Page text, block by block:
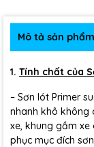
Mô tả sản phẩm
1. Tính chất của
– Sơn lót Primer
nhanh khô không
xe, khung gầm
phục mục đích